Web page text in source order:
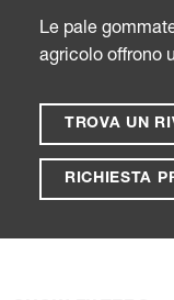
Le pale
agricolo offrono
telescopico. Gli
accessori
TROVA UN
RICHIESTA